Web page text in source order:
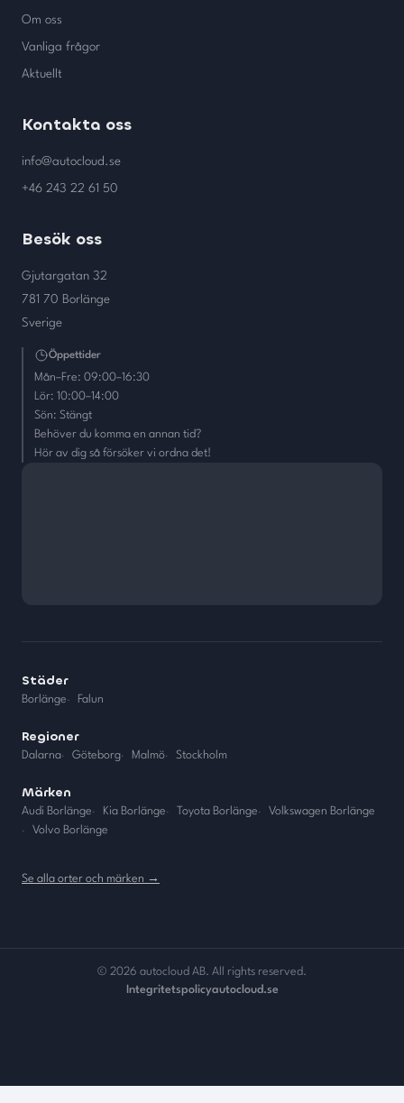
Om oss
Vanliga frågor
Aktuellt
Kontakta oss
info@autocloud.se
+46 243 22 61 50
Besök oss
Gjutargatan 32
781 70 Borlänge
Sverige
Öppettider
Mån–Fre: 09:00–16:30
Lör: 10:00–14:00
Sön: Stängt
Behöver du komma en annan tid?
Hör av dig så försöker vi ordna det!
Städer
Borlänge· Falun
Regioner
Dalarna· Göteborg· Malmö· Stockholm
Märken
Audi Borlänge· Kia Borlänge· Toyota Borlänge·
Volkswagen Borlänge
·
Volvo Borlänge
Se alla orter och märken →
© 2026 autocloud AB. All rights reserved.
Integritetspolicyautocloud.se